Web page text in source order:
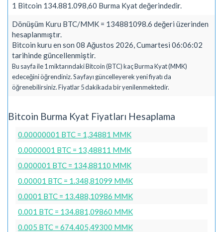
1 Bitcoin 134.881.098,60 Burma Kyat değerindedir.
Dönüşüm Kuru BTC/MMK = 134881098.6 değeri üzerinden
hesaplanmıştır.
Bitcoin kuru en son 08 Ağustos 2026, Cumartesi 06:06:02
tarihinde güncellenmiştir.
Bu sayfa ile 1 miktarındaki Bitcoin (BTC) kaç Burma Kyat (MMK)
edeceğini öğrendiniz. Sayfayı güncelleyerek yeni fiyatı da
öğrenebilirsiniz. Fiyatlar 5 dakikada bir yenilenmektedir.
Bitcoin Burma Kyat Fiyatları Hesaplama
0.00000001 BTC = 1,34881 MMK
0.0000001 BTC = 13,48811 MMK
0.000001 BTC = 134,88110 MMK
0.00001 BTC = 1.348,81099 MMK
0.0001 BTC = 13.488,10986 MMK
0.001 BTC = 134.881,09860 MMK
0.005 BTC = 674.405,49300 MMK